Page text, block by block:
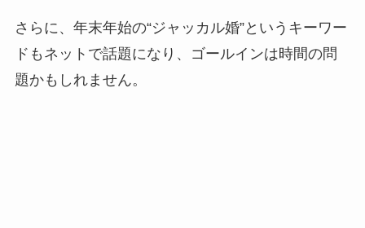
さらに、年末年始の“ジャッカル婚”というキーワー
ドもネットで話題になり、ゴールインは時間の問
題かもしれません。